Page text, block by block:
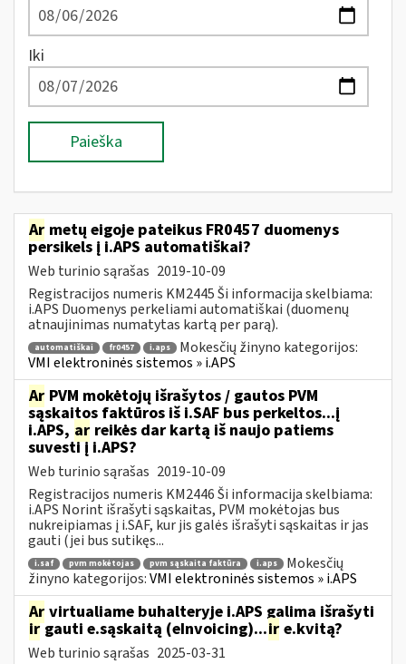
Iki
Paieška
Ar metų eigoje pateikus FR0457 duomenys
persikels į i.APS automatiškai?
Web turinio sąrašas 2019-10-09
Registracijos numeris KM2445 Ši informacija skelbiama:
i.APS Duomenys perkeliami automatiškai (duomenų
atnaujinimas numatytas kartą per parą).
automatiškai fr0457 i.aps
Mokesčių žinyno kategorijos:
VMI elektroninės sistemos » i.APS
Ar PVM mokėtojų išrašytos / gautos PVM
sąskaitos faktūros iš i.SAF bus perkeltos...į
i.APS, ar reikės dar kartą iš naujo patiems
suvesti į i.APS?
Web turinio sąrašas 2019-10-09
Registracijos numeris KM2446 Ši informacija skelbiama:
i.APS Norint išrašyti sąskaitas, PVM mokėtojas bus
nukreipiamas į i.SAF, kur jis galės išrašyti sąskaitas ir jas
gauti (jei bus sutikęs...
i.saf pvm mokėtojas pvm sąskaita faktūra i.aps
Mokesčių
žinyno kategorijos:VMI elektroninės sistemos » i.APS
Ar virtualiame buhalteryje i.APS galima išrašyti
irgauti e.sąskaitą (eInvoicing)...ir e.kvitą?
Web turinio sąrašas 2025-03-31